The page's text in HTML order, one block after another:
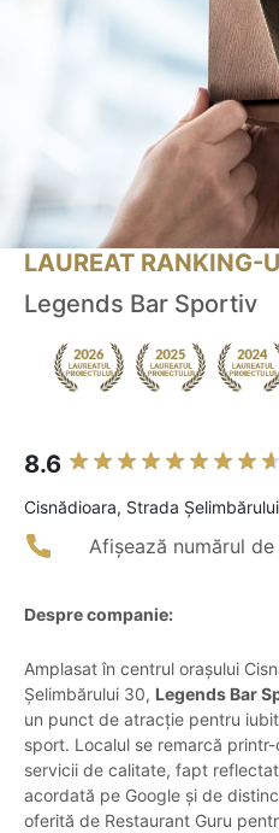
LAUREAT RANKING-
Legends Bar Sportiv
8.6
Cisnădioara, Strada
Afișează numărul
Despre companie:
Amplasat în centrul orașului
Șelimbărului 30, Legends Bar
un punct de atracție pentru
sport. Localul se remarcă
servicii de calitate, fapt
acordată pe Google și de
oferită de Restaurant Guru